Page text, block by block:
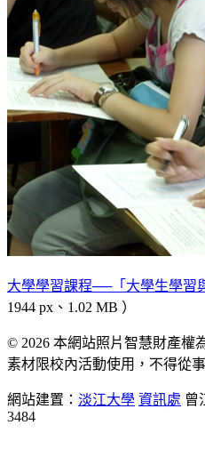
大學學習課程──「大學生學習
1944 px、1.02 MB ）
© 2026 本網站照片智慧財產權
素材限校內活動使用，不得從
網站建置： 淡江大學 資訊處 曾
3484